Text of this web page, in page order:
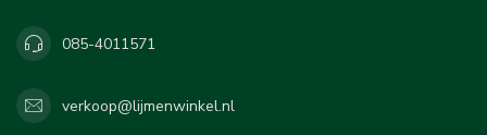
085-4011571
verkoop@lijmenwinkel.nl